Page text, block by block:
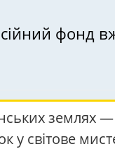
фонд
землях
у світове